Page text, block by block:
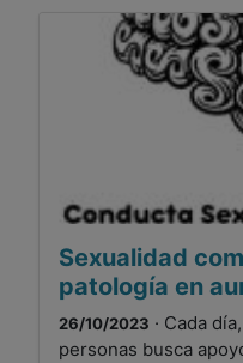
Sexualidad
patología en
26/10/2023 · Cada
personas busca